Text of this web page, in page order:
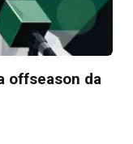
offseason da